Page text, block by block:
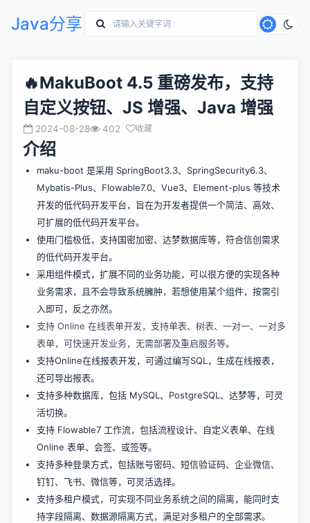
Java分享
🔥MakuBoot 4.5 重磅发布，支持
自定义按钮、JS 增强、Java 增强
2024-08-28 402 收藏
介绍
maku-boot 是采用 SpringBoot3.3、SpringSecurity6.3、
Mybatis-Plus、Flowable7.0、Vue3、Element-plus 等技术
开发的低代码开发平台，旨在为开发者提供一个简洁、高效、
可扩展的低代码开发平台。
使用门槛极低，支持国密加密、达梦数据库等，符合信创需求
的低代码开发平台。
采用组件模式，扩展不同的业务功能，可以很方便的实现各种
业务需求，且不会导致系统臃肿，若想使用某个组件，按需引
入即可，反之亦然。
支持 Online 在线表单开发，支持单表、树表、一对一、一对多
表单，可快速开发业务，无需部署及重启服务等。
支持Online在线报表开发，可通过编写SQL，生成在线报表，
还可导出报表。
支持多种数据库，包括 MySQL、PostgreSQL、达梦等，可灵
活切换。
支持 Flowable7 工作流，包括流程设计、自定义表单、在线
Online 表单、会签、或签等。
支持多种登录方式，包括账号密码、短信验证码、企业微信、
钉钉、飞书、微信等，可灵活选择。
支持多租户模式，可实现不同业务系统之间的隔离，能同时支
持字段隔离、数据源隔离方式，满足对多租户的全部需求。